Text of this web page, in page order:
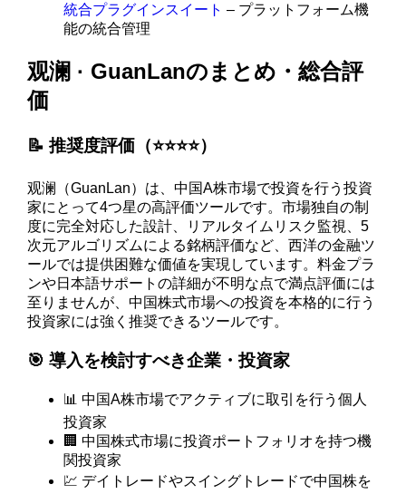
統合プラグインスイート – プラットフォーム機
能の統合管理
观澜 · GuanLanのまとめ・総合評
価
📝 推奨度評価（⭐️⭐️⭐️⭐️）
观澜（GuanLan）は、中国A株市場で投資を行う投資
家にとって4つ星の高評価ツールです。市場独自の制
度に完全対応した設計、リアルタイムリスク監視、5
次元アルゴリズムによる銘柄評価など、西洋の金融ツ
ールでは提供困難な価値を実現しています。料金プラ
ンや日本語サポートの詳細が不明な点で満点評価には
至りませんが、中国株式市場への投資を本格的に行う
投資家には強く推奨できるツールです。
🎯 導入を検討すべき企業・投資家
📊 中国A株市場でアクティブに取引を行う個人
投資家
🏢 中国株式市場に投資ポートフォリオを持つ機
関投資家
💹 デイトレードやスイングトレードで中国株を